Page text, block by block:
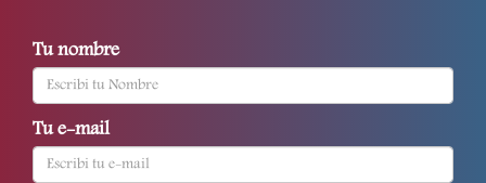
Tu nombre
Tu e-mail